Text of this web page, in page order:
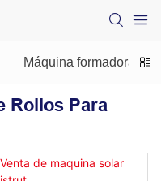
Máquina formadora de
Rollos Para